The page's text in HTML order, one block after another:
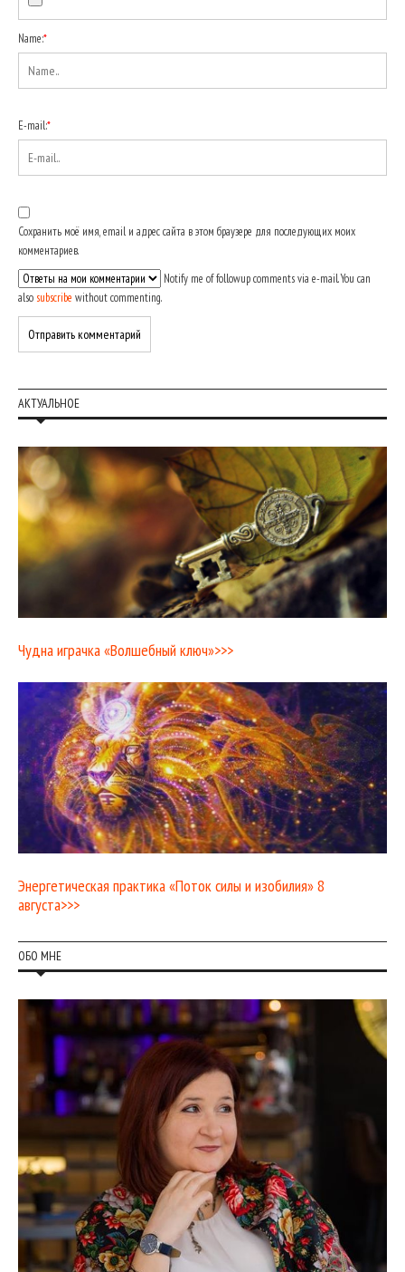
Name:*
E-mail:*
Сохранить моё имя, email и адрес сайта в этом браузере для последующих моих
комментариев.
Notify me of followup comments via e-mail. You can
also subscribe without commenting.
АКТУАЛЬНОЕ
Чудна играчка «Волшебный ключ»>>>
Энергетическая практика «Поток силы и изобилия» 8
августа>>>
ОБО МНЕ